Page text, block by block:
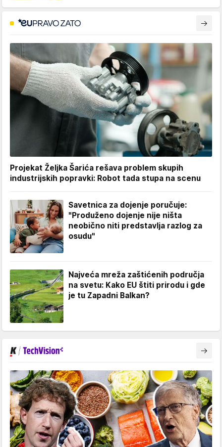
Projekat Željka Šarića rešava problem skupih
industrijskih popravki: Robot tada stupa na scenu
Savetnica za dojenje poručuje:
"Produženo dojenje nije ništa
neobično niti predstavlja razlog za
osudu"
Najveća mreža zaštićenih područja
na svetu: Kako EU štiti prirodu i gde
je tu Zapadni Balkan?